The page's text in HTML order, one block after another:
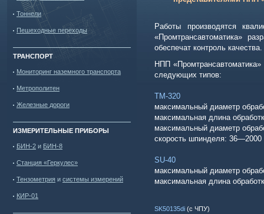
Тоннели
Пешеходные переходы
ТРАНСПОРТ
Мониторинг наземного транспорта
Метрополитен
Железные дороги
ИЗМЕРИТЕЛЬНЫЕ ПРИБОРЫ
БИН-2 и БИН-8
Станция «Геркулес»
Тензометрия и системы измерений
КИР-01
Работы производятся
«Промтрансавтоматика»
обеспечат контроль качества.
НПП «Промтрансавтоматика»
следующих типов:
ТМ-320
максимальный диаметр
максимальная длина
максимальный диаметр
скорость шпинделя: 36—2000
SU-40
максимальный диаметр
максимальная длина
SK50135di (с ЧПУ)